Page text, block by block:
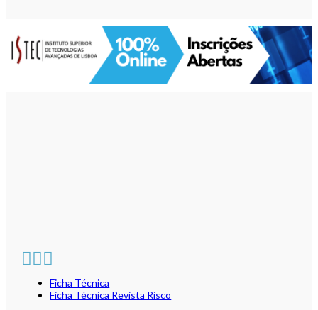
Ficha Técnica
Ficha Técnica Revista Risco